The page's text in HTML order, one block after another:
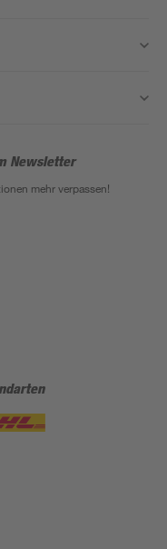
Newsletter
mehr verpassen!